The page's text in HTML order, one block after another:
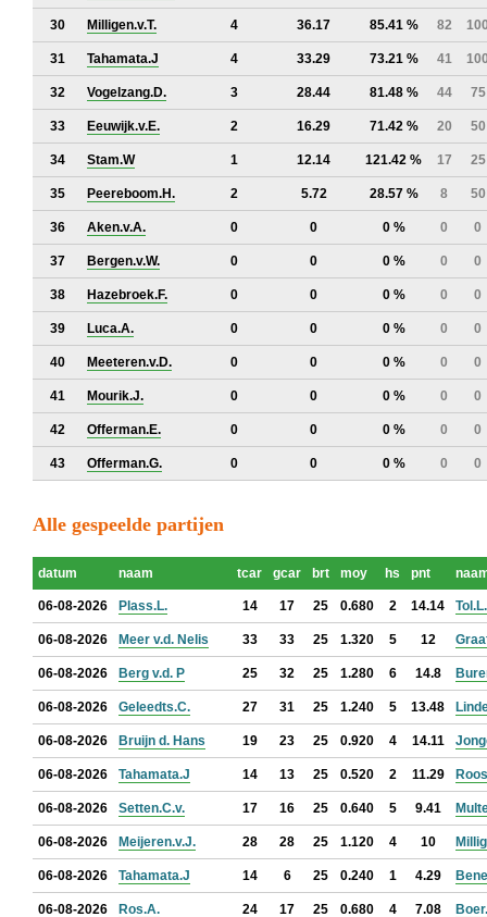
30 Milligen.v.T. 4 36.17 85.41 % 82
31 Tahamata.J 4 33.29 73.21 % 41
32 Vogelzang.D. 3 28.44 81.48 % 44 75
33 Eeuwijk.v.E. 2 16.29 71.42 % 20 50
34 Stam.W 1 12.14 121.42 % 17 25
35 Peereboom.H. 2 5.72 28.57 % 8 50
36 Aken.v.A. 0 0 0 % 0 0
37 Bergen.v.W. 0 0 0 % 0 0
38 Hazebroek.F. 0 0 0 % 0 0
39 Luca.A. 0 0 0 % 0 0
40 Meeteren.v.D. 0 0 0 % 0 0
41 Mourik.J. 0 0 0 % 0 0
42 Offerman.E. 0 0 0 % 0 0
43 Offerman.G. 0 0 0 % 0 0
Alle gespeelde partijen
datum naam tcar gcar brt moy hs pnt
06-08-2026 Plass.L. 14 17 25 0.680 2 14.14
06-08-2026 Meer v.d. Nelis 33 33 25 1.320 5 12
06-08-2026 Berg v.d. P 25 32 25 1.280 6 14.8
06-08-2026 Geleedts.C. 27 31 25 1.240 5 13.48
06-08-2026 Bruijn d. Hans 19 23 25 0.920 4 14.11
06-08-2026 Tahamata.J 14 13 25 0.520 2 11.29
06-08-2026 Setten.C.v. 17 16 25 0.640 5 9.41
06-08-2026 Meijeren.v.J. 28 28 25 1.120 4 10
06-08-2026 Tahamata.J 14 6 25 0.240 1 4.29
06-08-2026 Ros.A. 24 17 25 0.680 4 7.08